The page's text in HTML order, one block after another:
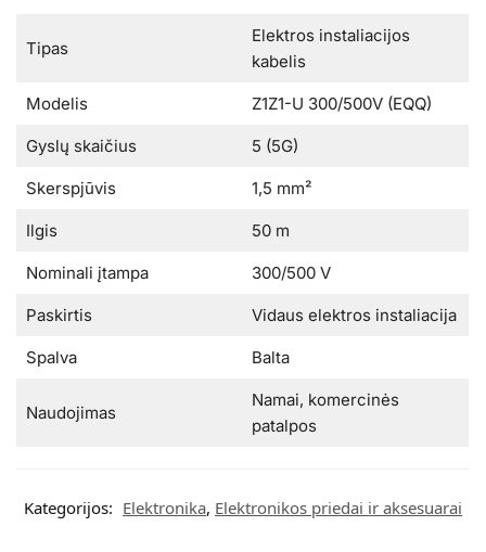
Tipas
Elektros instaliacijos
kabelis
Modelis Z1Z1-U 300/500V (EQQ)
Gyslų skaičius 5 (5G)
Skerspjūvis 1,5 mm²
Ilgis 50 m
Nominali įtampa 300/500 V
Paskirtis Vidaus elektros instaliacija
Spalva Balta
Naudojimas
Namai, komercinės
patalpos
Kategorijos: Elektronika, Elektronikos priedai ir aksesuarai